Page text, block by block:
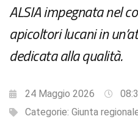
ALSIA impegnata nel
apicoltori lucani in
dedicata alla qualità.
24 Maggio 2026
Categorie: Giunta